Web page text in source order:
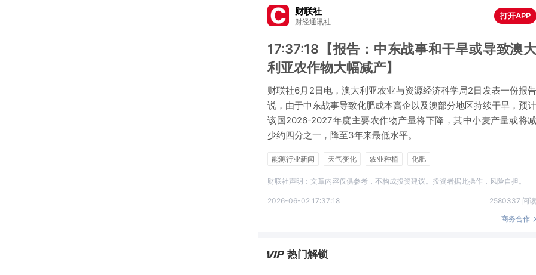
财联社
财经通讯社
打开APP
17:37:18【报告：中东战事和干旱或导致澳大
利亚农作物大幅减产】
财联社6月2日电，澳大利亚农业与资源经济科学局2日发表一份报告
说，由于中东战事导致化肥成本高企以及澳部分地区持续干旱，预计
该国2026-2027年度主要农作物产量将下降，其中小麦产量或将减
少约四分之一，降至3年来最低水平。
能源行业新闻 天气变化 农业种植 化肥
财联社声明：文章内容仅供参考，不构成投资建议。投资者据此操作，风险自担。
2026-06-02 17:37:18
2580337 阅读
商务合作
热门解锁